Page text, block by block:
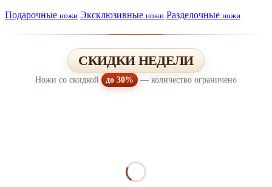
Подарочные ножи Эксклюзивные ножи Разделочные ножи
СКИДКИ НЕДЕЛИ
Ножи со скидкой до 30% — количество ограничено